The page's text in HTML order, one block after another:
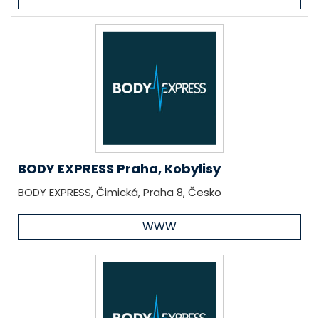
BODY EXPRESS Praha, Kobylisy
BODY EXPRESS, Čimická, Praha 8, Česko
WWW